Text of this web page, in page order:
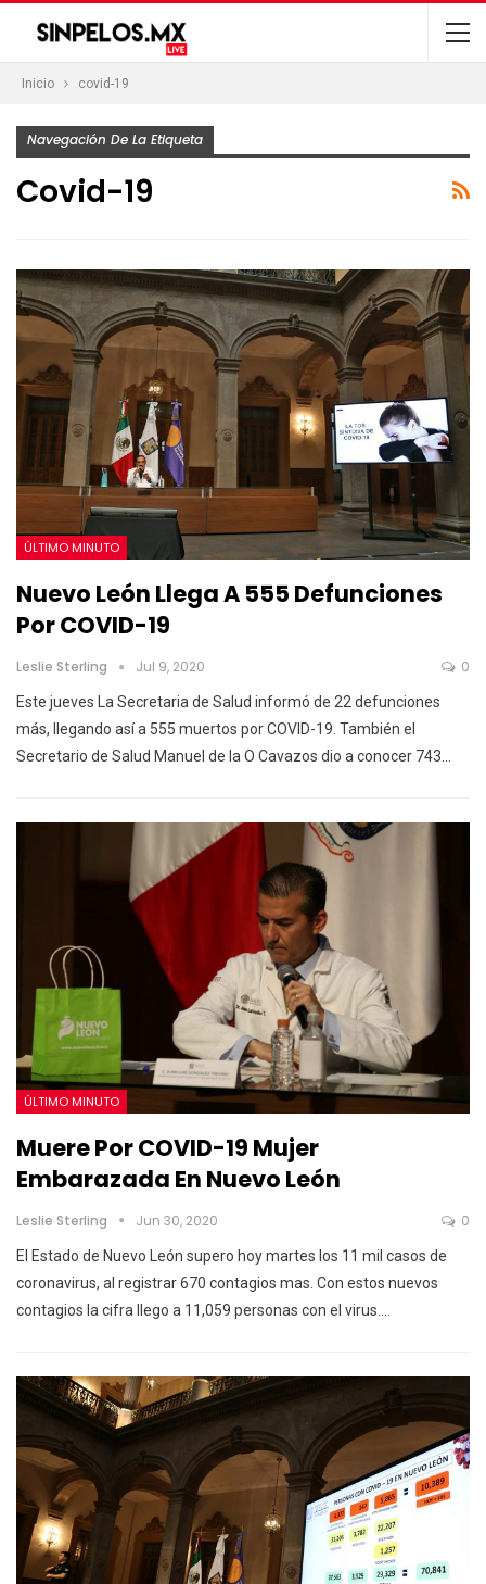
Inicio covid-19
Navegación De La Etiqueta
Covid-19
ÚLTIMO MINUTO
Nuevo León Llega A 555 Defunciones
Por COVID-19
Leslie Sterling Jul 9, 2020 0
Este jueves La Secretaria de Salud informó de 22 defunciones
más, llegando así a 555 muertos por COVID-19. También el
Secretario de Salud Manuel de la O Cavazos dio a conocer 743…
ÚLTIMO MINUTO
Muere Por COVID-19 Mujer
Embarazada En Nuevo León
Leslie Sterling Jun 30, 2020 0
El Estado de Nuevo León supero hoy martes los 11 mil casos de
coronavirus, al registrar 670 contagios mas. Con estos nuevos
contagios la cifra llego a 11,059 personas con el virus.…